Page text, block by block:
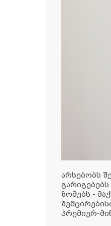
არსებობს
ზომებს -
პრემიერ-